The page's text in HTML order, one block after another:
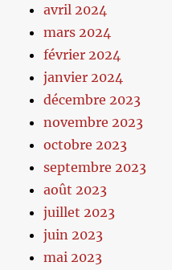
avril 2024
mars 2024
février 2024
janvier 2024
décembre 2023
novembre 2023
octobre 2023
septembre 2023
août 2023
juillet 2023
juin 2023
mai 2023